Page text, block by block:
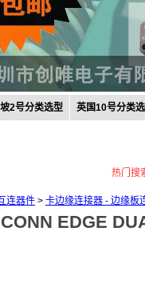
2号分类选型 英国10号分类
热门搜
连器件 > 卡边缘连接器 - 边缘板
CONN EDGE